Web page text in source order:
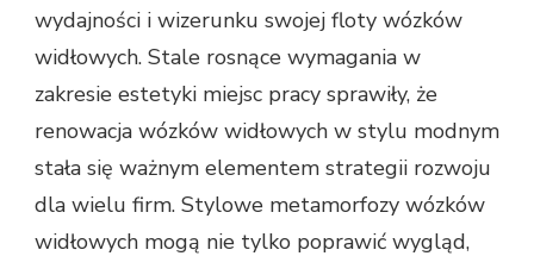
wydajności i wizerunku swojej floty wózków
widłowych. Stale rosnące wymagania w
zakresie estetyki miejsc pracy sprawiły, że
renowacja wózków widłowych w stylu modnym
stała się ważnym elementem strategii rozwoju
dla wielu firm. Stylowe metamorfozy wózków
widłowych mogą nie tylko poprawić wygląd,